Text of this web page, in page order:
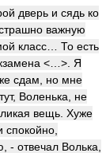
дверь и сядь ко
важную
класс… То есть
<…>. Я
сдам, но мне
Воленька, не
вещь. Хуже
спокойно,
отвечал Волька,